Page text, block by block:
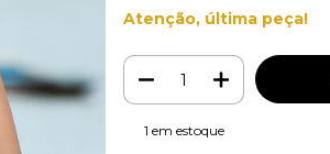
Atenção, última peça!
1 em estoque